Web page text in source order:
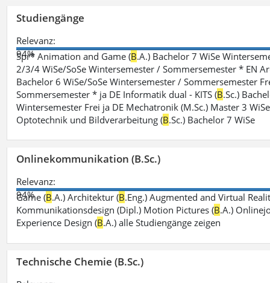
Studiengänge
Relevanz:
94%
Spr* Animation and Game (B.A.) Bachelor 7 WiSe
2/3/4 WiSe/SoSe Wintersemester / Sommersemester * EN
Bachelor 6 WiSe/SoSe Wintersemester / Sommersemester
Sommersemester * ja DE Informatik dual - KITS (B.Sc.)
Wintersemester Frei ja DE Mechatronik (M.Sc.) Master 3
Optotechnik und Bildverarbeitung (B.Sc.) Bachelor 7 WiSe
Onlinekommunikation (B.Sc.)
Relevanz:
94%
Game (B.A.) Architektur (B.Eng.) Augmented and Virtual
Kommunikationsdesign (Dipl.) Motion Pictures (B.A.)
Experience Design (B.A.) alle Studiengänge zeigen
Technische Chemie (B.Sc.)